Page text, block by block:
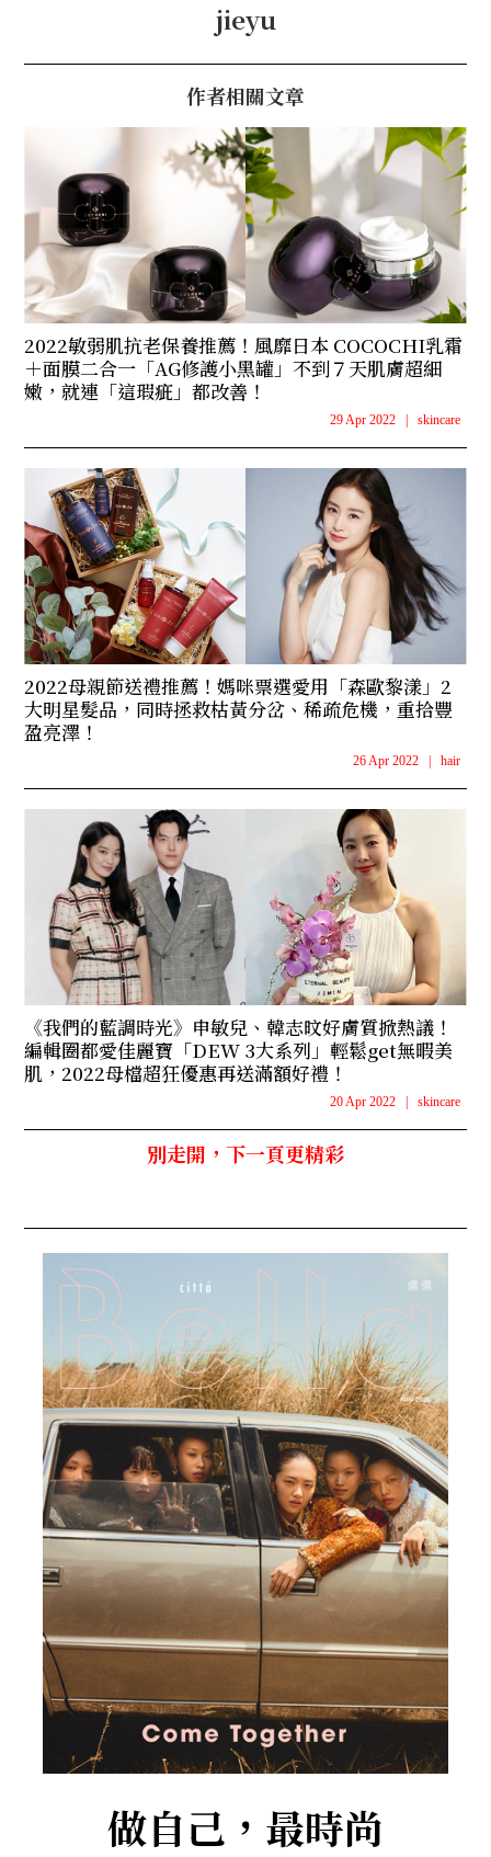
jieyu
作者相關文章
2022敏弱肌抗老保養推薦！風靡日本 COCOCHI乳霜
＋面膜二合一「AG修護小黑罐」不到７天肌膚超細
嫩，就連「這瑕疵」都改善！
29 Apr 2022 | skincare
2022母親節送禮推薦！媽咪票選愛用「森歐黎漾」2
大明星髮品，同時拯救枯黃分岔、稀疏危機，重拾豐
盈亮澤！
26 Apr 2022 | hair
《我們的藍調時光》申敏兒、韓志旼好膚質掀熱議！
編輯圈都愛佳麗寶「DEW 3大系列」輕鬆get無暇美
肌，2022母檔超狂優惠再送滿額好禮！
20 Apr 2022 | skincare
別走開，下一頁更精彩
做自己，最時尚